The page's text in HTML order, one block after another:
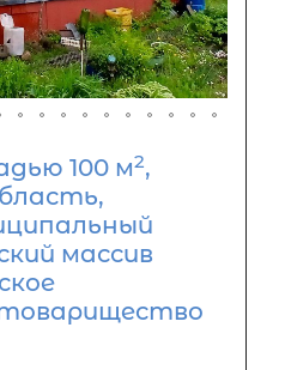
100 м2,
массив